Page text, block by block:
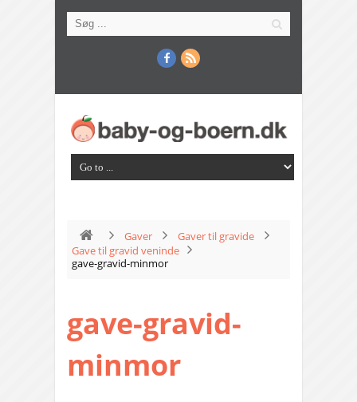
Gaver
Gaver til gravide
Gave til gravid veninde
gave-gravid-minmor
gave-gravid-
minmor